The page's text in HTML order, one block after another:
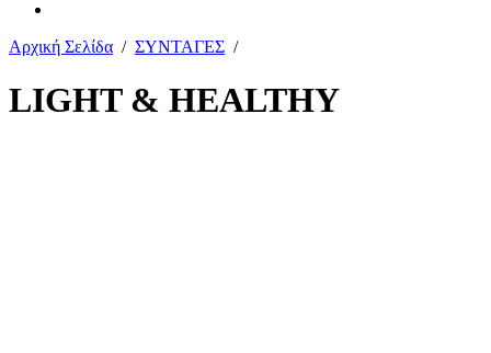
Αρχική Σελίδα / ΣΥΝΤΑΓΕΣ /
LIGHT & HEALTHY